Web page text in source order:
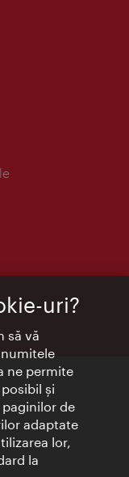
uri?
să vă
ne permite
şi
de
adaptate
lor,
la